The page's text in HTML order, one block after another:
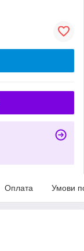
Оплата Умови